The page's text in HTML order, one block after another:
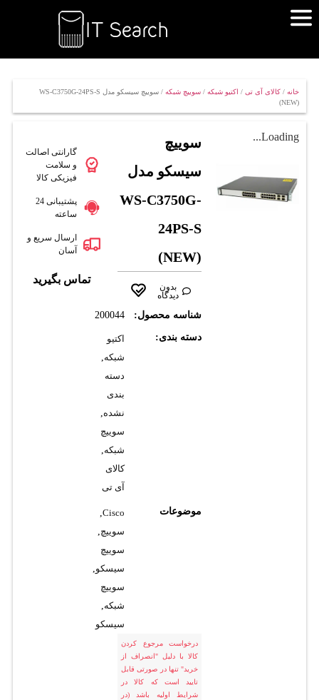
خانه/ کالای آی تی/ اکتیو شبکه/ سوییچ شبکه
/ سوييچ سيسکو مدل WS-C3750G-24PS-S
(NEW)
Loading...
سوييچ
سيسکو مدل
WS-C3750G-
24PS-S
(NEW)
بدون
دیدگاه
شناسه محصول: 200044
دسته بندی:
اکتیو
شبکه,
دسته
بندی
نشده,
سوییچ
شبکه,
کالای
آی تی
موضوعات Cisco
,
سوییچ,
سوییچ
سیسکو,
سوییچ
شبکه,
سیسکو
درخواست مرجوع کردن
کالا با دلیل "انصراف از
خرید" تنها در صورتی قابل
تایید است که کالا در
شرایط اولیه باشد (در
گارانتی اصالت
و سلامت
فیزیکی کالا
پشتیبانی 24
ساعته
ارسال سریع و
آسان
تماس بگیرید